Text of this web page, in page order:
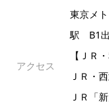
アクセス
東京メ
駅 B1出
【ＪＲ
ＪＲ・
ＪＲ「